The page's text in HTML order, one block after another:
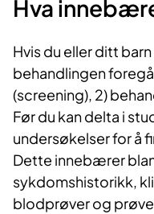
Hva
Hvis du eller ditt
behandlingen
(screening), 2)
Før du kan delta i
undersøkelser for å
Dette innebærer
sykdomshistorikk,
blodprøver og